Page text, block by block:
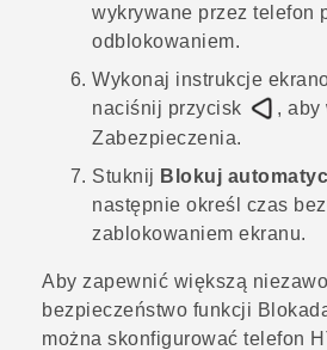
wykrywane przez telefon
odblokowaniem.
Wykonaj instrukcje
naciśnij przycisk
, aby
Zabezpieczenia.
Stuknij Blokuj
następnie określ czas
zablokowaniem ekranu.
Aby zapewnić większą
bezpieczeństwo funkcji
można skonfigurować telefon